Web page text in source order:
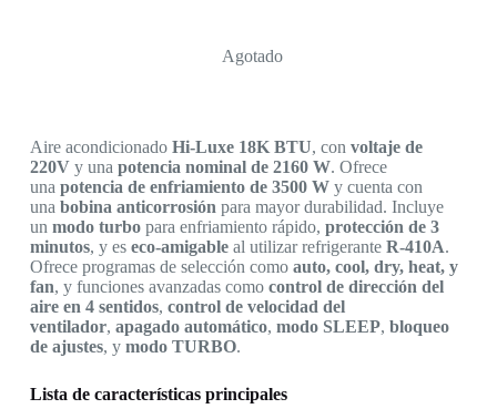
Agotado
Aire acondicionado Hi-Luxe 18K BTU, con voltaje de
220Vy una potencia nominal de 2160 W. Ofrece
una potencia de enfriamiento de 3500 Wy cuenta con
una bobina anticorrosión para mayor durabilidad. Incluye
un modo turbopara enfriamiento rápido, protección de 3
minutos, y es eco-amigableal utilizar refrigerante R-410A.
Ofrece programas de selección como auto, cool, dry, heat, y
fan, y funciones avanzadas como control de dirección del
aire en 4 sentidos, control de velocidad del
ventilador, apagado automático, modo SLEEP, bloqueo
de ajustes, y modo TURBO.
Lista de características principales